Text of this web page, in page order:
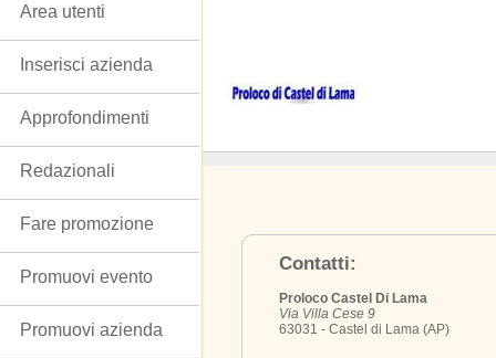
Contatti:
Proloco Castel Di Lama
Via Villa Cese 9
63031 - Castel di Lama (AP)
Area utenti
Inserisci azienda
Approfondimenti
Redazionali
Fare promozione
Promuovi evento
Promuovi azienda